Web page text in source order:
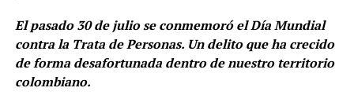
El pasado 30 de julio se conmemoró el Día Mundial
contra la Trata de Personas. Un delito que ha crecido
de forma desafortunada dentro de nuestro territorio
colombiano.